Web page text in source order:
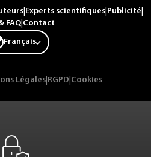
Experts scientifiques Publicité
FAQ| Contact
Français
Légales RGPD Cookies